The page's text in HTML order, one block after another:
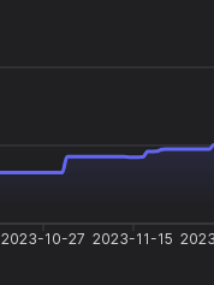
2023-10-27 2023-11-15